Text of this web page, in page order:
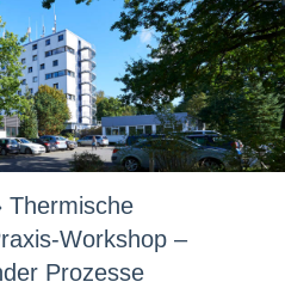
Thermische
Workshop –
Prozesse